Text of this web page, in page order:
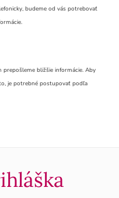
budeme od vás potrebovať
bližšie informácie. Aby
je potrebné postupovať podľa